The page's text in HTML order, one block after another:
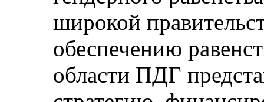
широкой
обеспечению
области ПДГ